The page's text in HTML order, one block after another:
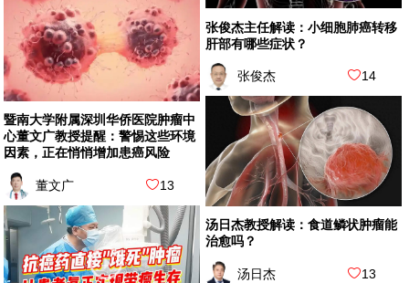
张俊杰主任解读：小细胞肺癌转移
肝部有哪些症状？
张俊杰 14
暨南大学附属深圳华侨医院肿瘤中
心董文广教授提醒：警惕这些环境
因素，正在悄悄增加患癌风险
董文广 13
汤日杰教授解读：食道鳞状肿瘤能
治愈吗？
汤日杰 13